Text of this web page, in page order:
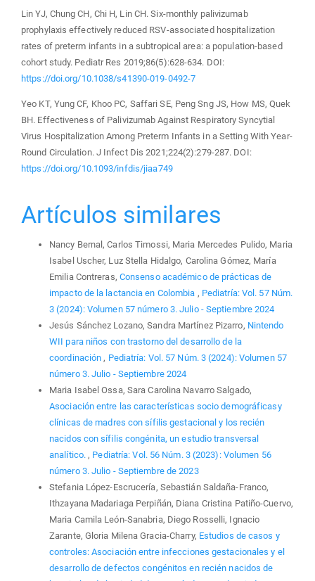
Lin YJ, Chung CH, Chi H, Lin CH. Six-monthly palivizumab
prophylaxis effectively reduced RSV-associated hospitalization
rates of preterm infants in a subtropical area: a population-based
cohort study. Pediatr Res 2019;86(5):628-634. DOI:
https://doi.org/10.1038/s41390-019-0492-7
Yeo KT, Yung CF, Khoo PC, Saffari SE, Peng Sng JS, How MS, Quek
BH. Effectiveness of Palivizumab Against Respiratory Syncytial
Virus Hospitalization Among Preterm Infants in a Setting With Year-
Round Circulation. J Infect Dis 2021;224(2):279-287. DOI:
https://doi.org/10.1093/infdis/jiaa749
Artículos similares
Nancy Bernal, Carlos Timossi, Maria Mercedes Pulido, Maria
Isabel Uscher, Luz Stella Hidalgo, Carolina Gómez, María
Emilia Contreras, Consenso académico de prácticas de
impacto de la lactancia en Colombia , Pediatría: Vol. 57 Núm.
3 (2024): Volumen 57 número 3. Julio - Septiembre 2024
Jesús Sánchez Lozano, Sandra Martínez Pizarro, Nintendo
WII para niños con trastorno del desarrollo de la
coordinación , Pediatría: Vol. 57 Núm. 3 (2024): Volumen 57
número 3. Julio - Septiembre 2024
Maria Isabel Ossa, Sara Carolina Navarro Salgado,
Asociación entre las características socio demográficasy
clínicas de madres con sífilis gestacional y los recién
nacidos con sífilis congénita, un estudio transversal
analítico. , Pediatría: Vol. 56 Núm. 3 (2023): Volumen 56
número 3. Julio - Septiembre de 2023
Stefania López-Escrucería, Sebastián Saldaña-Franco,
Ithzayana Madariaga Perpiñán, Diana Cristina Patiño-Cuervo,
Maria Camila León-Sanabria, Diego Rosselli, Ignacio
Zarante, Gloria Milena Gracia-Charry, Estudios de casos y
controles: Asociación entre infecciones gestacionales y el
desarrollo de defectos congénitos en recién nacidos de